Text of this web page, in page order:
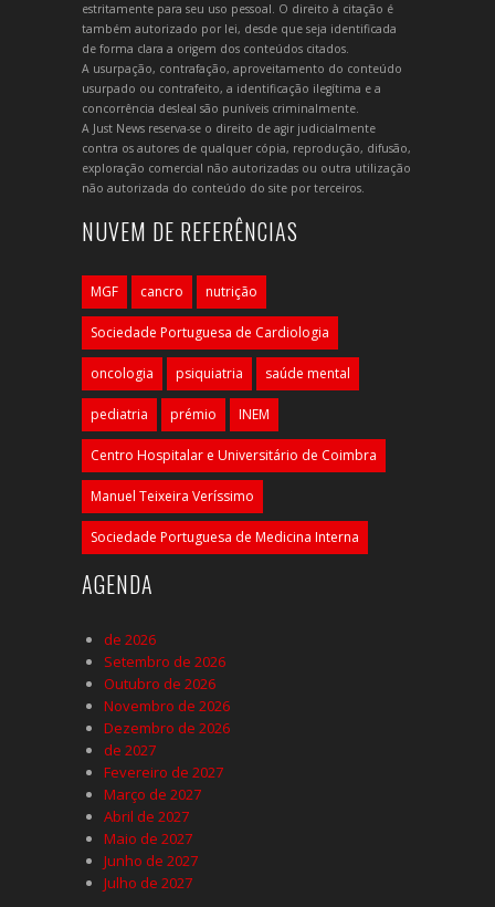
estritamente para seu uso pessoal. O direito à citação é
também autorizado por lei, desde que seja identificada
de forma clara a origem dos conteúdos citados.
A usurpação, contrafação, aproveitamento do conteúdo
usurpado ou contrafeito, a identificação ilegítima e a
concorrência desleal são puníveis criminalmente.
A Just News reserva-se o direito de agir judicialmente
contra os autores de qualquer cópia, reprodução, difusão,
exploração comercial não autorizadas ou outra utilização
não autorizada do conteúdo do site por terceiros.
NUVEM DE REFERÊNCIAS
MGF cancro nutrição
Sociedade Portuguesa de Cardiologia
oncologia psiquiatria saúde mental
pediatria prémio INEM
Centro Hospitalar e Universitário de Coimbra
Manuel Teixeira Veríssimo
Sociedade Portuguesa de Medicina Interna
AGENDA
de 2026
Setembro de 2026
Outubro de 2026
Novembro de 2026
Dezembro de 2026
de 2027
Fevereiro de 2027
Março de 2027
Abril de 2027
Maio de 2027
Junho de 2027
Julho de 2027